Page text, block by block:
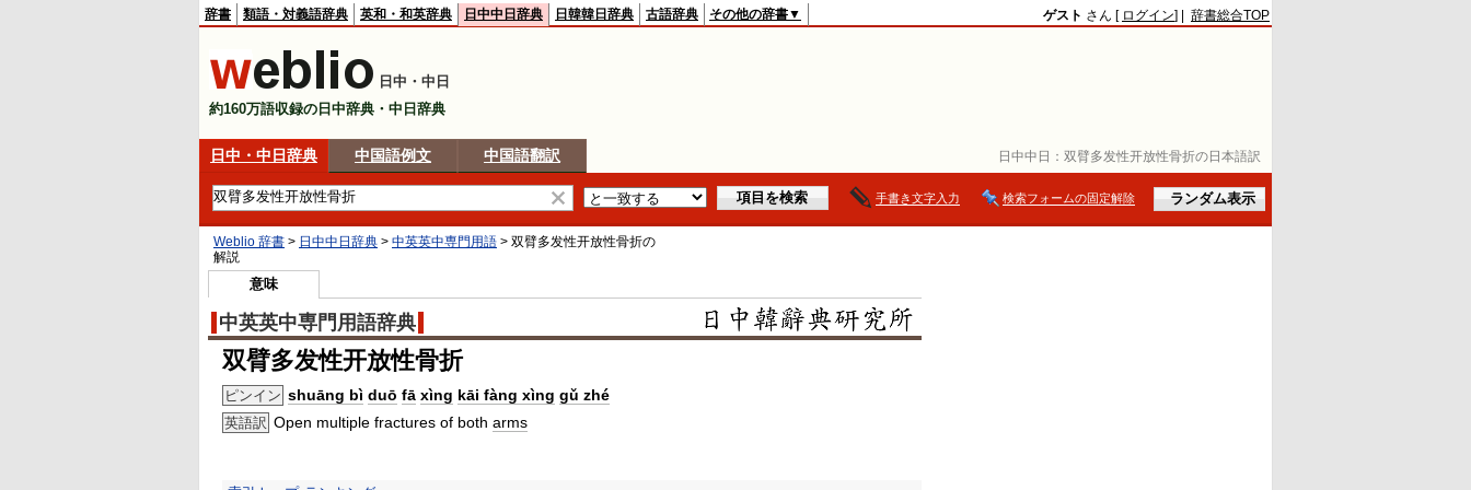
日中中日： 双臂多发性开放性骨折の日本語訳
辞書 類語・対義語辞典 英和・和英辞典 日中中日辞典 日韓韓日辞典 古語辞典 その他の辞書▼ ゲスト さん [ ログイン] | 辞書総合TOP
日中・中日
約160万語収録の日中辞典・中日辞典
日中・中日辞典 中国語例文 中国語翻訳
手書き文字入力 検索フォームの固定解除
Weblio 辞書 > 日中中日辞典 > 中英英中専門用語 > 双臂多发性开放性骨折の
解説
意味
中英英中専門用語辞典
双臂多发性开放性骨折
ピンイン shuāng bì duō fā xìng kāi fàng xìng gǔ zhé
英語訳 Open multiple fractures of both arms